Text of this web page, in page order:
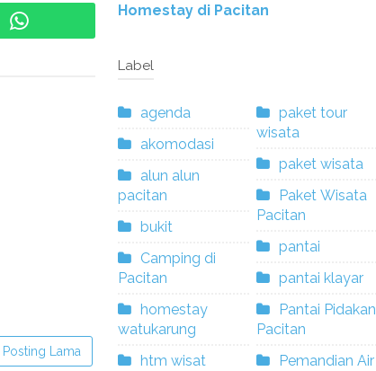
Posting Lama
Homestay di Pacitan
Label
agenda
akomodasi
alun alun
pacitan
bukit
Camping di
Pacitan
homestay
watukarung
htm wisat
paket tour
wisata
paket wisata
Paket Wisata
Pacitan
pantai
pantai klayar
Pantai Pidakan
Pacitan
Pemandian Air